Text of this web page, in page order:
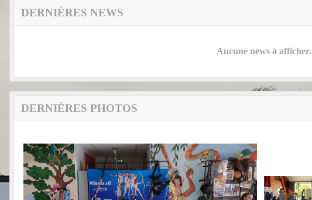
DERNIÈRES NEWS
Aucune news à afficher.
DERNIÈRES PHOTOS